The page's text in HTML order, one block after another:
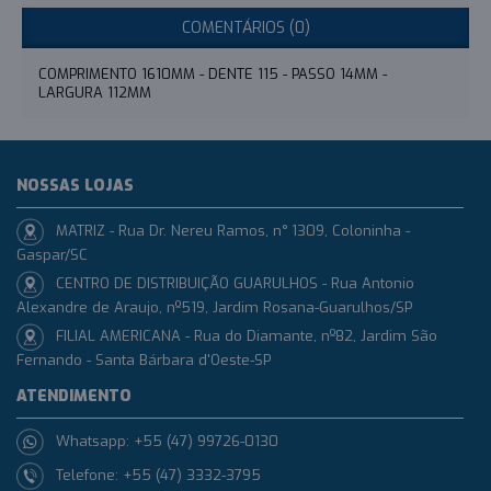
COMENTÁRIOS (0)
COMPRIMENTO 1610MM - DENTE 115 - PASSO 14MM -
LARGURA 112MM
NOSSAS LOJAS
MATRIZ - Rua Dr. Nereu Ramos, n° 1309, Coloninha -
Gaspar/SC
CENTRO DE DISTRIBUIÇÃO GUARULHOS - Rua Antonio
Alexandre de Araujo, nº519, Jardim Rosana-Guarulhos/SP
FILIAL AMERICANA - Rua do Diamante, nº82, Jardim São
Fernando - Santa Bárbara d'Oeste-SP
ATENDIMENTO
Whatsapp: +55 (47) 99726-0130
Telefone: +55 (47) 3332-3795